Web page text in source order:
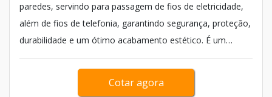
paredes, servindo para passagem de fios de eletricidade,
além de fios de telefonia, garantindo segurança, proteção,
durabilidade e um ótimo acabamento estético. É um
produto com um bom custo-benefício para o cliente,
economicamente viável e muito usado em obras da
construção civil, principalmente...
Cotar agora